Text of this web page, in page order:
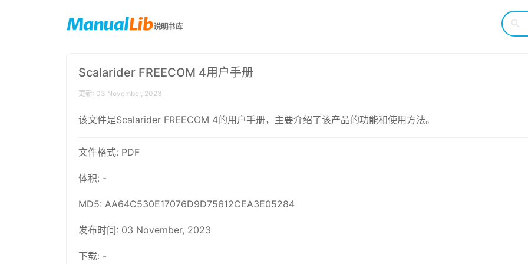
Scalarider FREECOM 4用户手册
更新: 03 November, 2023
该文件是Scalarider FREECOM 4的用户手册，主要介绍了该产品的功能和使用方法。
文件格式: PDF
体积: -
MD5: AA64C530E17076D9D75612CEA3E05284
发布时间: 03 November, 2023
下载: -